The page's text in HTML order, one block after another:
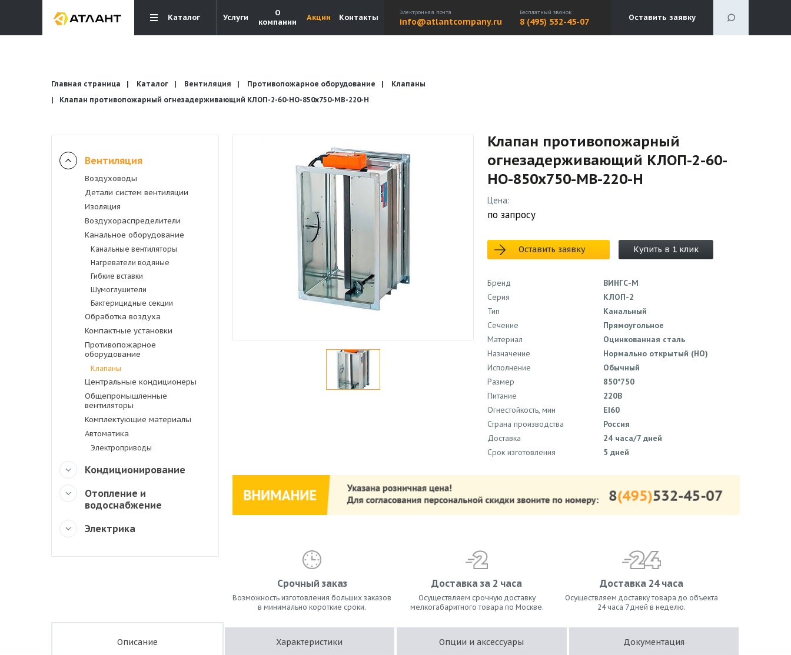
Каталог Услуги
О
компании
Акции Контакты
Электронная почта
info@atlantcompany.ru
Бесплатный звонок
8 (495) 532-45-07 Оставить заявку
Кондиционирование
Отопление и водоснабжение
Электрика
Главная страница Каталог Вентиляция Противопожарное оборудование
Клапаны
Клапан противопожарный огнезадерживающий КЛОП-2-60-НО-850х750-МВ-220-Н
Вентиляция
Воздуховоды
Детали систем вентиляции
Изоляция
Воздухораспределители
Канальное оборудование
Канальные вентиляторы
Нагреватели водяные
Гибкие вставки
Шумоглушители
Бактерицидные секции
Обработка воздуха
Компактные установки
Противопожарное
оборудование
Клапаны
Центральные кондиционеры
Общепромышленные
вентиляторы
Комплектующие материалы
Автоматика
Электроприводы
Кондиционирование
Отопление и
водоснабжение
Электрика
Клапан противопожарный
огнезадерживающий КЛОП-2-60-
НО-850х750-МВ-220-Н
Цена:
по запросу
Оставить заявку Купить в 1 клик
Бренд
ВИНГС-М
Серия
КЛОП-2
Тип
Канальный
Сечение
Прямоугольное
Материал
Оцинкованная сталь
Назначение
Нормально открытый (НО)
Исполнение
Обычный
Размер
850*750
Питание
220В
Огнестойкость, мин
EI60
Страна производства
Россия
Доставка
24 часа/7 дней
Срок изготовления
5 дней
Срочный заказ
Возможность изготовления больших заказов
в минимально короткие сроки.
Доставка за 2 часа
Осуществляем срочную доставку
мелкогабаритного товара по Москве.
Доставка 24 часа
Осуществляем доставку товара до объекта
24 часа 7 дней в неделю.
Описание Характеристики Опции и аксессуары Документация